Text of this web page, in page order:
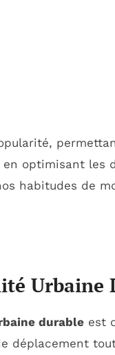
en optimisant les
habitudes de
Urbaine
durable est
déplacement